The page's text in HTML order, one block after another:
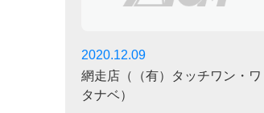
2020.12.09
網走店（（有）タッチワン・ワ
タナベ）